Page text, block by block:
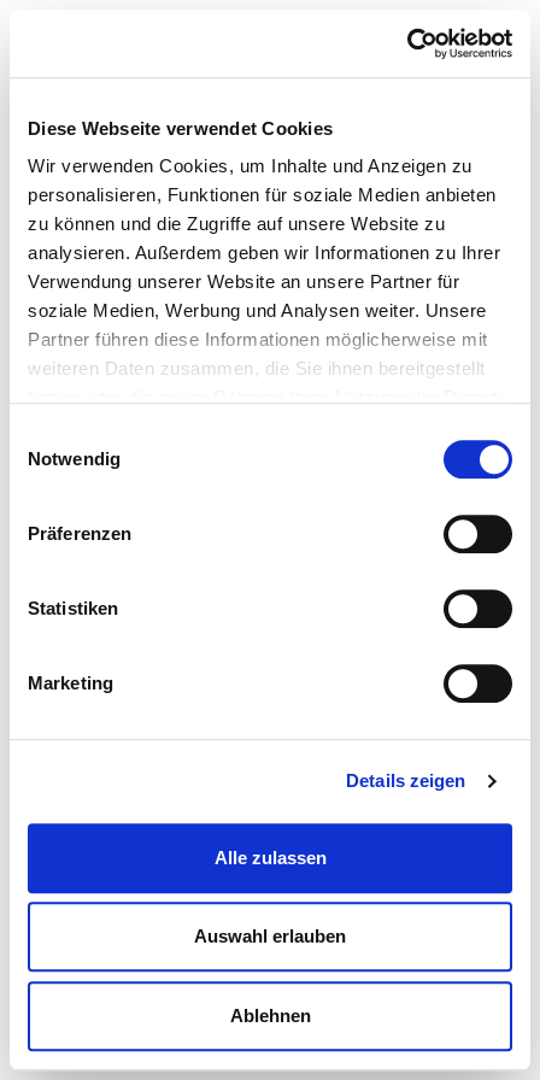
Diese Webseite verwendet Cookies
Wir verwenden Cookies, um Inhalte und Anzeigen zu
personalisieren, Funktionen für soziale Medien anbieten
zu können und die Zugriffe auf unsere Website zu
analysieren. Außerdem geben wir Informationen zu Ihrer
Verwendung unserer Website an unsere Partner für
soziale Medien, Werbung und Analysen weiter. Unsere
Partner führen diese Informationen möglicherweise mit
weiteren Daten zusammen, die Sie ihnen bereitgestellt
Notwendig
Präferenzen
Statistiken
Marketing
Details zeigen
Alle zulassen
Auswahl erlauben
Ablehnen